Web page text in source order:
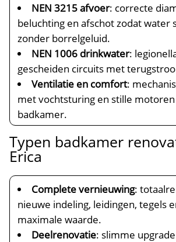
NEN 3215 afvoer: correcte
beluchting en afschot zodat water
zonder borrelgeluid.
NEN 1006 drinkwater:
gescheiden circuits met
Ventilatie en comfort:
met vochtsturing en stille
badkamer.
Typen badkamer
Erica
Complete vernieuwing:
nieuwe indeling, leidingen, tegels
maximale waarde.
Deelrenovatie: slimme